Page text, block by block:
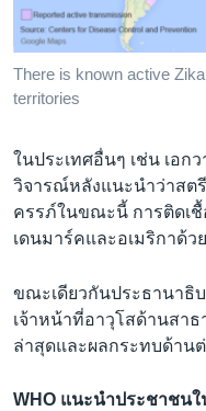
There is known active
territories
ในประเทศอื่นๆ เช่น เอก
วิจารณ์หลังแนะนำว่าสต
ครรภ์ในขณะนี้ การติดเชื้
เดนมาร์คและอเมริกาด้วย
ขณะเดียวกันประธานาธิ
เจ้าหน้าที่อาวุโสด้านสา
ล่าสุดและผลกระทบด้าน
WHO แนะนำประชาชนใ